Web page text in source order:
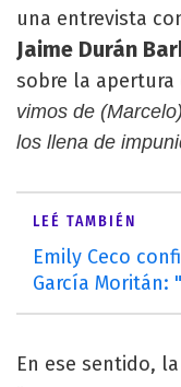
una entrevista
Jaime Durán
sobre la apertura
vimos de
los llena de
LEÉ TAMBIÉN
Emily Ceco
García Moritán:
En ese sentido,